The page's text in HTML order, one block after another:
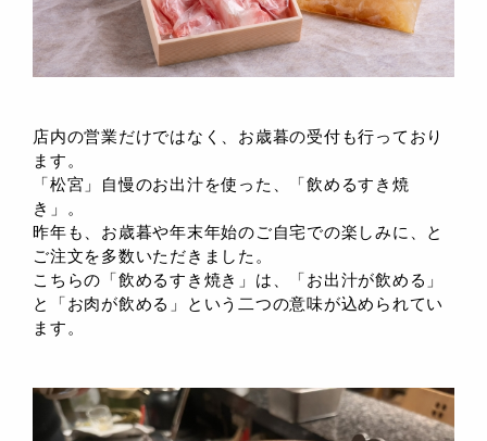
店内の営業だけではなく、お歳暮の受付も行っており
ます。
「松宮」自慢のお出汁を使った、「飲めるすき焼
き」。
昨年も、お歳暮や年末年始のご自宅での楽しみに、と
ご注文を多数いただきました。
こちらの「飲めるすき焼き」は、「お出汁が飲める」
と「お肉が飲める」という二つの意味が込められてい
ます。